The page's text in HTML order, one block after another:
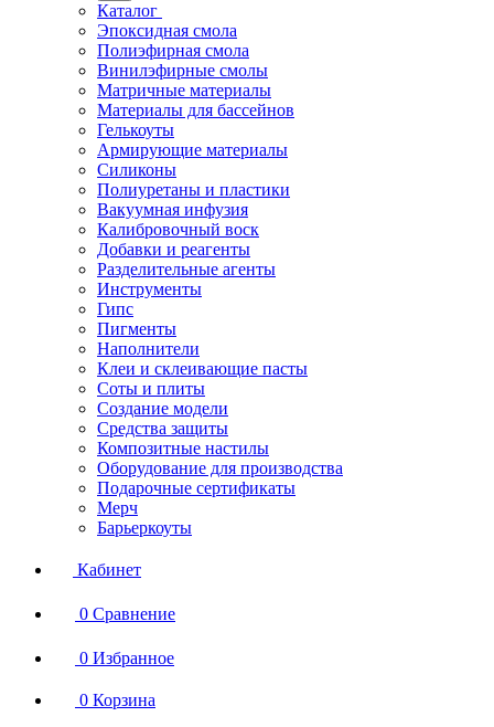
Каталог
Эпоксидная смола
Полиэфирная смола
Винилэфирные смолы
Матричные материалы
Материалы для бассейнов
Гелькоуты
Армирующие материалы
Силиконы
Полиуретаны и пластики
Вакуумная инфузия
Калибровочный воск
Добавки и реагенты
Разделительные агенты
Инструменты
Гипс
Пигменты
Наполнители
Клеи и склеивающие пасты
Соты и плиты
Создание модели
Средства защиты
Композитные настилы
Оборудование для производства
Подарочные сертификаты
Мерч
Барьеркоуты
Кабинет
0 Сравнение
0 Избранное
0 Корзина